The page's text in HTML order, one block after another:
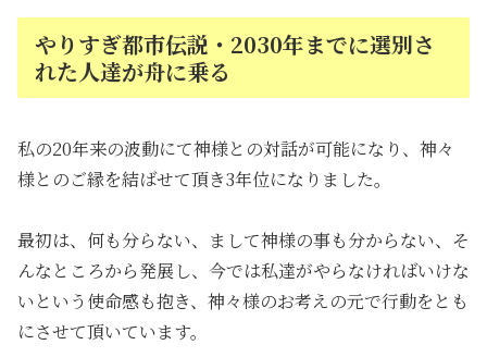
やりすぎ都市伝説・2030年までに選別さ
れた人達が舟に乗る
私の20年来の波動にて神様との対話が可能になり、神々
様とのご縁を結ばせて頂き3年位になりました。
最初は、何も分らない、まして神様の事も分からない、そ
んなところから発展し、今では私達がやらなければいけな
いという使命感も抱き、神々様のお考えの元で行動をとも
にさせて頂いています。